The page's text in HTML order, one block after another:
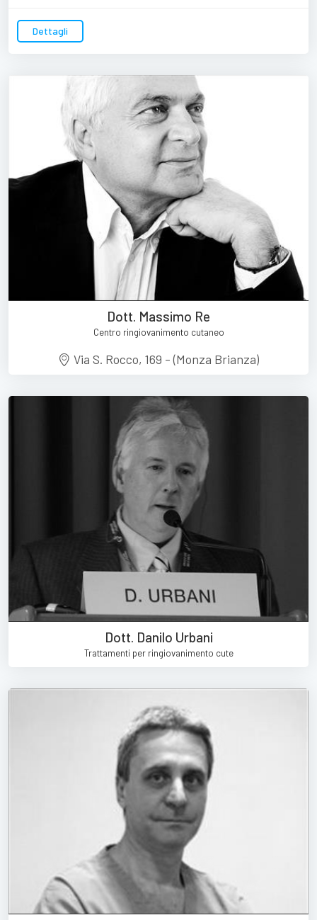
Dettagli
Dott. Massimo Re
Centro ringiovanimento cutaneo
Via S. Rocco, 169 - (Monza Brianza)
Dott. Danilo Urbani
Trattamenti per ringiovanimento cute